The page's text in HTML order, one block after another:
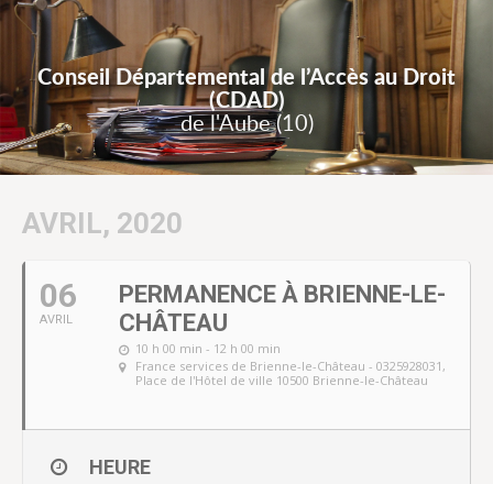
Conseil Départemental de l’Accès au Droit
(CDAD)
de l'Aube (10)
AVRIL, 2020
06
AVRIL
PERMANENCE À BRIENNE-LE-
CHÂTEAU
10 h 00 min - 12 h 00 min
France services de Brienne-le-Château - 0325928031 ,
Place de l'Hôtel de ville 10500 Brienne-le-Château
HEURE